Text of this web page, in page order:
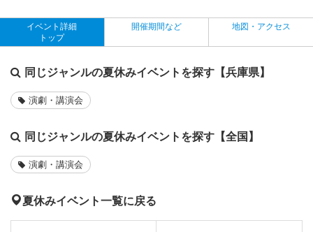
イベント詳細
トップ
開催期間など 地図・アクセス
同じジャンルの夏休みイベントを探す【兵庫県】
演劇・講演会
同じジャンルの夏休みイベントを探す【全国】
演劇・講演会
夏休みイベント一覧に戻る